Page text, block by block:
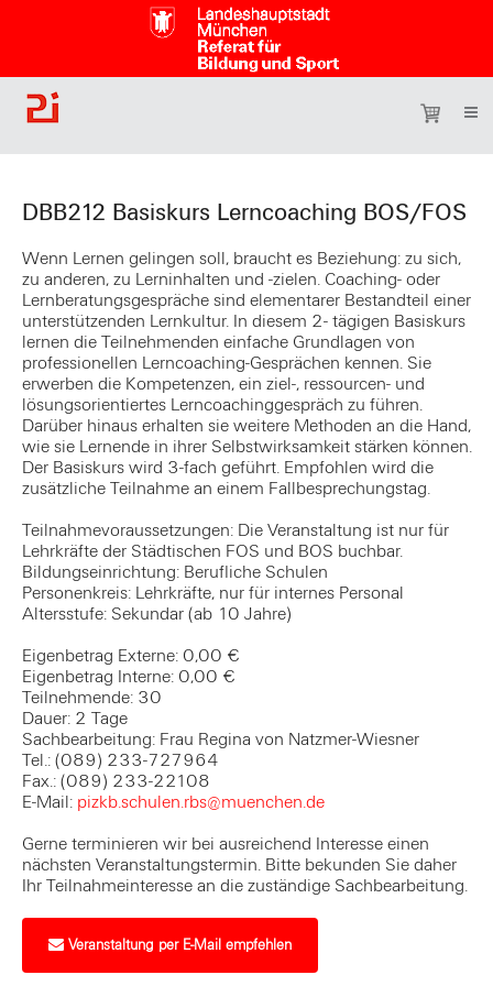
DBB212 Basiskurs Lerncoaching BOS/FOS
Wenn Lernen gelingen soll, braucht es Beziehung: zu sich,
zu anderen, zu Lerninhalten und -zielen. Coaching- oder
Lernberatungsgespräche sind elementarer Bestandteil einer
unterstützenden Lernkultur. In diesem 2- tägigen Basiskurs
lernen die Teilnehmenden einfache Grundlagen von
professionellen Lerncoaching-Gesprächen kennen. Sie
erwerben die Kompetenzen, ein ziel-, ressourcen- und
lösungsorientiertes Lerncoachinggespräch zu führen.
Darüber hinaus erhalten sie weitere Methoden an die Hand,
wie sie Lernende in ihrer Selbstwirksamkeit stärken können.
Der Basiskurs wird 3-fach geführt. Empfohlen wird die
zusätzliche Teilnahme an einem Fallbesprechungstag.
Teilnahmevoraussetzungen: Die Veranstaltung ist nur für
Lehrkräfte der Städtischen FOS und BOS buchbar.
Bildungseinrichtung: Berufliche Schulen
Personenkreis: Lehrkräfte, nur für internes Personal
Altersstufe: Sekundar (ab 10 Jahre)
Eigenbetrag Externe: 0,00 €
Eigenbetrag Interne: 0,00 €
Teilnehmende: 30
Dauer: 2 Tage
Sachbearbeitung: Frau Regina von Natzmer-Wiesner
Tel.: (089) 233-727964
Fax.: (089) 233-22108
E-Mail: pizkb.schulen.rbs@muenchen.de
Gerne terminieren wir bei ausreichend Interesse einen
nächsten Veranstaltungstermin. Bitte bekunden Sie daher
Ihr Teilnahmeinteresse an die zuständige Sachbearbeitung.
Veranstaltung per E-Mail empfehlen